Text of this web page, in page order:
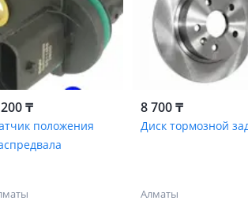
₸
положения
8 700 ₸
Диск тормозной
Алматы